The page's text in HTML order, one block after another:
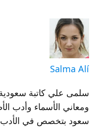
Salma Alí
سلمى علي كاتبة
ومعاني الأسماء وأدب
سعود بتخصص في